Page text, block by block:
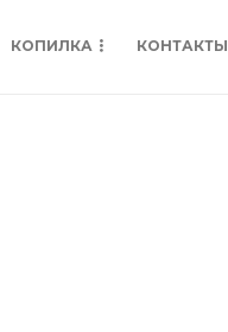
КОПИЛКА КОНТАКТЫ